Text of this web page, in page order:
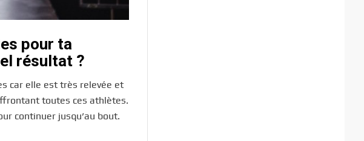
pour ta
résultat ?
car elle est très relevée et
toutes ces athlètes.
continuer jusqu’au bout.